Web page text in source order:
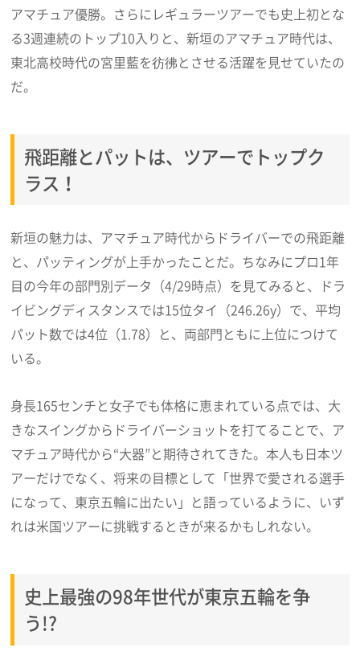
アマチュア優勝。さらにレギュラーツアーでも史上初とな
る3週連続のトップ10入りと、新垣のアマチュア時代は、
東北高校時代の宮里藍を彷彿とさせる活躍を見せていたの
だ。
飛距離とパットは、ツアーでトップク
ラス！
新垣の魅力は、アマチュア時代からドライバーでの飛距離
と、パッティングが上手かったことだ。ちなみにプロ1年
目の今年の部門別データ（4/29時点）を見てみると、ドラ
イビングディスタンスでは15位タイ（246.26y）で、平均
パット数では4位（1.78）と、両部門ともに上位につけて
いる。
身長165センチと女子でも体格に恵まれている点では、大
きなスイングからドライバーショットを打てることで、ア
マチュア時代から“大器”と期待されてきた。本人も日本ツ
アーだけでなく、将来の目標として「世界で愛される選手
になって、東京五輪に出たい」と語っているように、いず
れは米国ツアーに挑戦するときが来るかもしれない。
史上最強の98年世代が東京五輪を争
う!?